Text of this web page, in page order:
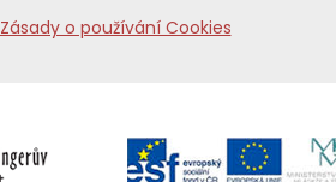
Zásady o používání Cookies